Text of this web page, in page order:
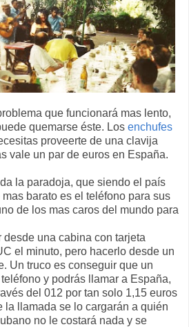
que funcionará mas lento,
quemarse éste. Los enchufes
proveerte de una clavija
vale un par de euros en España.
la paradoja, que siendo el país
barato es el teléfono para sus
de los mas caros del mundo para
una cabina con tarjeta
el minuto, pero hacerlo desde un
Un truco es conseguir que un
y podrás llamar a España,
del 012 por tan solo 1,15 euros
la llamada se lo cargarán a quién
no le costará nada y se